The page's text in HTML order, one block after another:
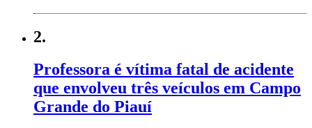
2.
Professora é vítima fatal de acidente
que envolveu três veículos em Campo
Grande do Piauí